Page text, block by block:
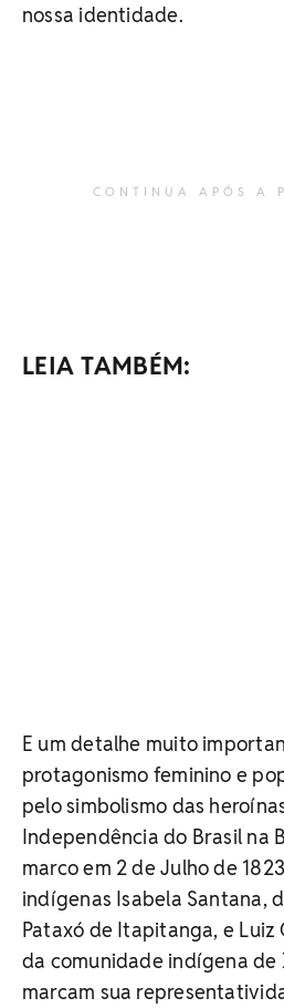
nossa identidade.
CONTINUA APÓS A
LEIA TAMBÉM:
E um detalhe muito
protagonismo feminino e
pelo simbolismo das
Independência do Brasil na
marco em 2 de Julho de
indígenas Isabela Santana,
Pataxó de Itapitanga, e Luiz
da comunidade indígena de
marcam sua